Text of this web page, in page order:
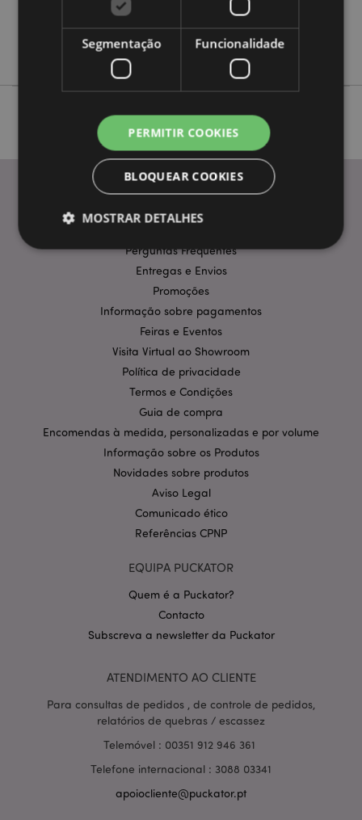
Não
Não
INFORMAÇÃO
Perguntas Frequentes
Entregas e Envios
Promoções
Informação sobre pagamentos
Feiras e Eventos
Visita Virtual ao Showroom
Política de privacidade
Termos e Condições
Guia de compra
Encomendas à medida, personalizadas e por volume
Informação sobre os Produtos
Novidades sobre produtos
Aviso Legal
Comunicado ético
Referências CPNP
EQUIPA PUCKATOR
Quem é a Puckator?
Contacto
Subscreva a newsletter da Puckator
ATENDIMENTO AO CLIENTE
Para consultas de pedidos , de controle de pedidos,
relatórios de quebras / escassez
Telemóvel : 00351 912 946 361
Telefone internacional : 3088 03341
apoiocliente@puckator.pt
Segmentação Funcionalidade
PERMITIR COOKIES
BLOQUEAR COOKIES
MOSTRAR DETALHES
Estritamente necessários
Segmentação
Os cookies estritamente necessários permitem
funcionalidades centrais do website, tais como login
pode ser utilizado correctamente sem os cookies
estritamente necessários.
CookieScriptConsent
.puckator.pt
mage-cache-storage-section-
invalidation
Adobe Inc.
www.puckator.pt
.www.puckator.pt
Política de Privacidade da
Google